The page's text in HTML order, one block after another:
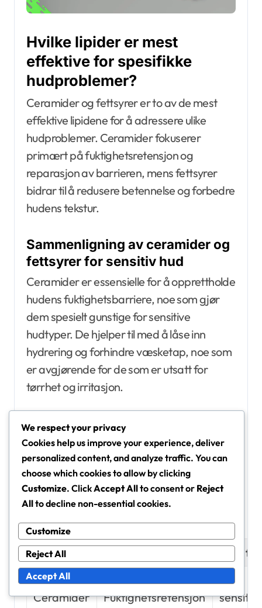
Hvilke lipider er mest
effektive for spesifikke
hudproblemer?
Ceramider og fettsyrer er to av de mest
effektive lipidene for å adressere ulike
hudproblemer. Ceramider fokuserer
primært på fuktighetsretensjon og
reparasjon av barrieren, mens fettsyrer
bidrar til å redusere betennelse og forbedre
hudens tekstur.
Sammenligning av ceramider og
fettsyrer for sensitiv hud
Ceramider er essensielle for å opprettholde
hudens fuktighetsbarriere, noe som gjør
dem spesielt gunstige for sensitive
hudtyper. De hjelper til med å låse inn
hydrering og forhindre væsketap, noe som
er avgjørende for de som er utsatt for
tørrhet og irritasjon.
Fettsyrer, som linolsyre og oljesyre, spiller
en betydelig rolle i å redusere betennelse og
berolige irritert hud. De kan bidra til å
forbedre den generelle teksturen og
utseendet til sensitiv hud ved å fremme
helbredelse og redusere rødhet.
Lipidtype Best
Ceramider Fuktighetsretensjon
Tørr,
sensitiv
We respect your privacy
Cookies help us improve your experience, deliver
personalized content, and analyze traffic. You can
choose which cookies to allow by clicking
Customize. ClickAccept Allto consent or Reject
Allto decline non-essential cookies.
Customize
Reject All
Accept All